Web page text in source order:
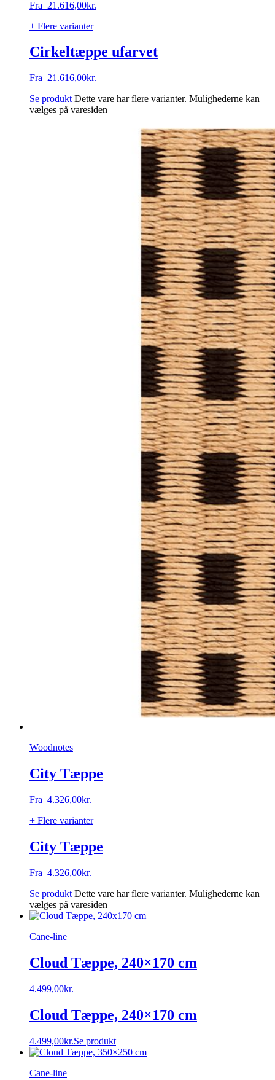
Fra 21.616,00kr.
+ Flere varianter
Cirkeltæppe ufarvet
Fra 21.616,00kr.
Se produkt Dette vare har flere varianter. Mulighederne kan
vælges på varesiden
Woodnotes
City Tæppe
Fra 4.326,00kr.
+ Flere varianter
City Tæppe
Fra 4.326,00kr.
Se produkt Dette vare har flere varianter. Mulighederne kan
vælges på varesiden
Cane-line
Cloud Tæppe, 240×170 cm
4.499,00kr.
Cloud Tæppe, 240×170 cm
4.499,00kr.Se produkt
Cane-line